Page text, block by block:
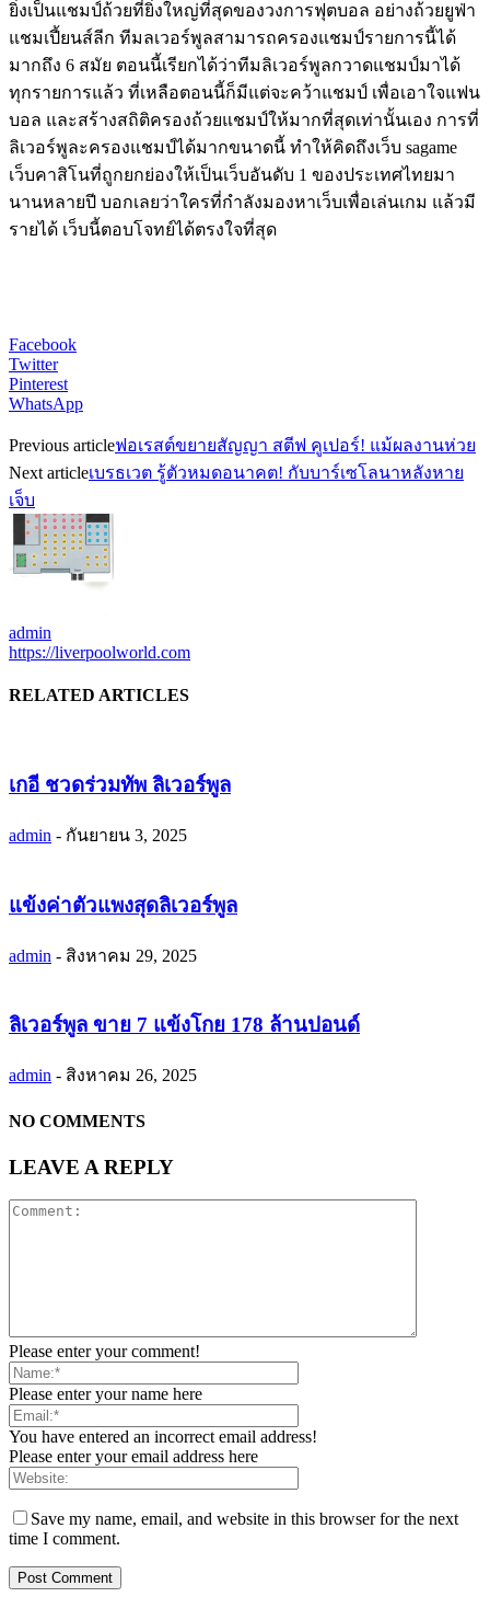
ยิ่งเป็นแชมป์ถ้วยที่ยิ่งใหญ่ที่สุดของวงการฟุตบอล อย่างถ้วยยูฟ่า
แชมเปี้ยนส์ลีก ทีมลเวอร์พูลสามารถครองแชมป์รายการนี้ได้
มากถึง 6 สมัย ตอนนี้เรียกได้ว่าทีมลิเวอร์พูลกวาดแชมป์มาได้
ทุกรายการแล้ว ที่เหลือตอนนี้ก็มีแต่จะคว้าแชมป์ เพื่อเอาใจแฟน
บอล และสร้างสถิติครองถ้วยแชมป์ให้มากที่สุดเท่านั้นเอง การที่
ลิเวอร์พูละครองแชมป์ได้มากขนาดนี้ ทำให้คิดถึงเว็บ sagame
เว็บคาสิโนที่ถูกยกย่องให้เป็นเว็บอันดับ 1 ของประเทศไทยมา
นานหลายปี บอกเลยว่าใครที่กำลังมองหาเว็บเพื่อเล่นเกม แล้วมี
รายได้ เว็บนี้ตอบโจทย์ได้ตรงใจที่สุด
Facebook
Twitter
Pinterest
WhatsApp
Previous articleฟอเรสต์ขยายสัญญา สตีฟ คูเปอร์! แม้ผลงานห่วย
Next articleเบรธเวต รู้ตัวหมดอนาคต! กับบาร์เซโลนาหลังหาย
เจ็บ
admin
https://liverpoolworld.com
RELATED ARTICLES
เกอี ชวดร่วมทัพ ลิเวอร์พูล
admin - กันยายน 3, 2025
แข้งค่าตัวแพงสุดลิเวอร์พูล
admin - สิงหาคม 29, 2025
ลิเวอร์พูล ขาย 7 แข้งโกย 178 ล้านปอนด์
admin - สิงหาคม 26, 2025
NO COMMENTS
LEAVE A REPLY
Please enter your comment!
Please enter your name here
You have entered an incorrect email address!
Please enter your email address here
Save my name, email, and website in this browser for the next
time I comment.